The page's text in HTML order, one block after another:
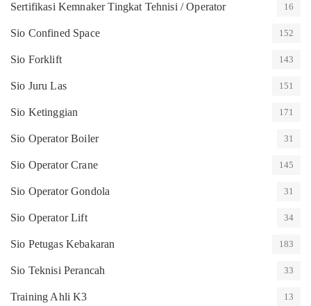
Sertifikasi Kemnaker Tingkat Tehnisi / Operator 16
Sio Confined Space 152
Sio Forklift 143
Sio Juru Las 151
Sio Ketinggian 171
Sio Operator Boiler 31
Sio Operator Crane 145
Sio Operator Gondola 31
Sio Operator Lift 34
Sio Petugas Kebakaran 183
Sio Teknisi Perancah 33
Training Ahli K3 13